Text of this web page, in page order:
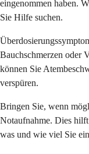
eingenommen haben.
Sie Hilfe suchen.
Bauchschmerzen oder
können Sie
verspüren.
Bringen Sie, wenn
Notaufnahme. Dies
was und wie viel Sie